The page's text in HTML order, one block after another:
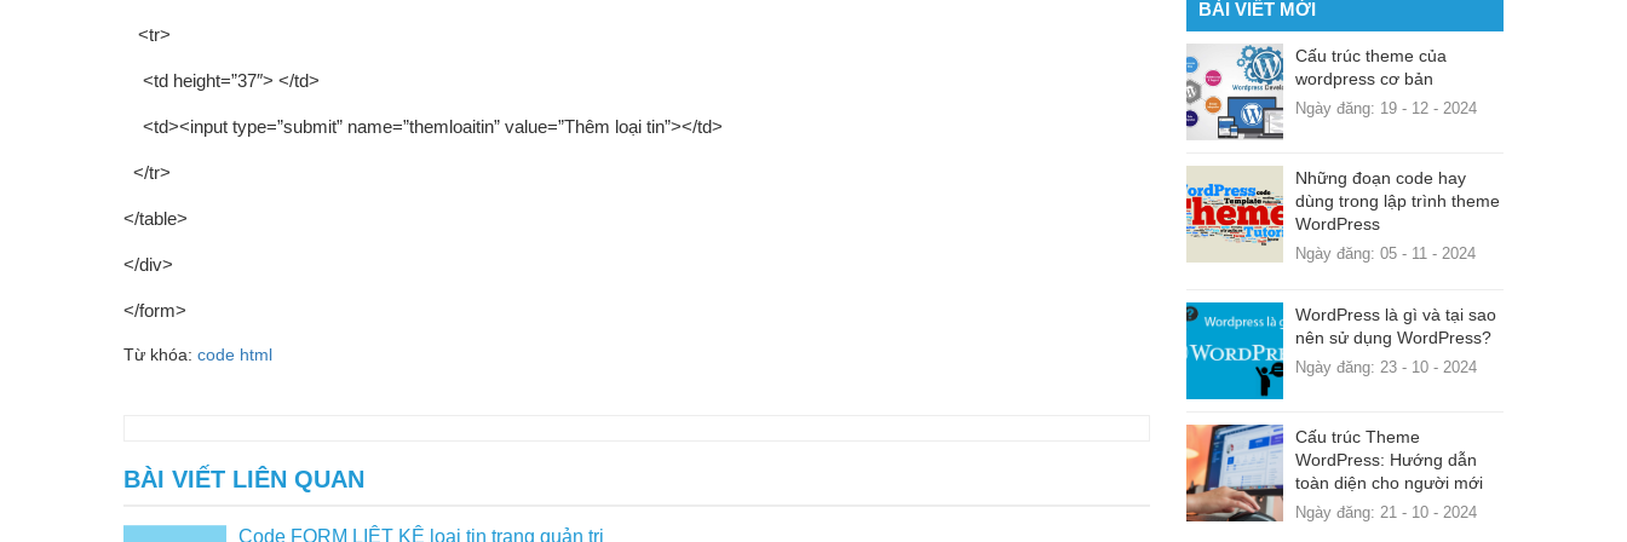
<tr>
<td height=”37″> </td>
<td><input type=”submit” name=”themloaitin” value=”Thêm loại tin”></td>
</tr>
</table>
</div>
</form>
Từ khóa: code html
BÀI VIẾT LIÊN QUAN
Code FORM LIỆT KÊ loại tin trang quản trị
BÀI VIẾT MỚI
Cấu trúc theme của
wordpress cơ bản
Ngày đăng: 19 - 12 - 2024
Những đoạn code hay
dùng trong lập trình theme
WordPress
Ngày đăng: 05 - 11 - 2024
WordPress là gì và tại sao
nên sử dụng WordPress?
Ngày đăng: 23 - 10 - 2024
Cấu trúc Theme
WordPress: Hướng dẫn
toàn diện cho người mới
Ngày đăng: 21 - 10 - 2024